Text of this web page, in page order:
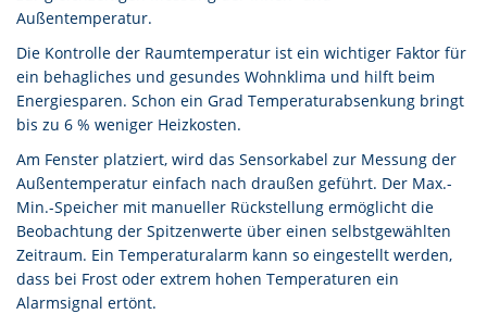
Außentemperatur.
Die Kontrolle der Raumtemperatur ist ein wichtiger Faktor für
ein behagliches und gesundes Wohnklima und hilft beim
Energiesparen. Schon ein Grad Temperaturabsenkung bringt
bis zu 6 % weniger Heizkosten.
Am Fenster platziert, wird das Sensorkabel zur Messung der
Außentemperatur einfach nach draußen geführt. Der Max.-
Min.-Speicher mit manueller Rückstellung ermöglicht die
Beobachtung der Spitzenwerte über einen selbstgewählten
Zeitraum. Ein Temperaturalarm kann so eingestellt werden,
dass bei Frost oder extrem hohen Temperaturen ein
Alarmsignal ertönt.